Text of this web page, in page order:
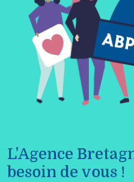
L'Agence
besoin de vous !